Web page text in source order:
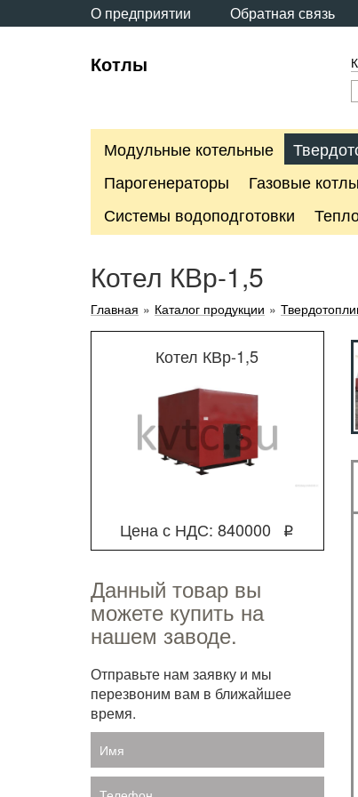
О предприятии Обратная связь
Котлы
Модульные котельные
Парогенераторы
Газовые котлы
Системы водоподготовки
Котел КВр-1,5
Главная » Каталог продукции »
Котел КВр-1,5
Цена с НДС: 840000 q
Данный товар вы
можете купить на
нашем заводе.
Отправьте нам заявку и мы
перезвоним вам в ближайшее
время.
Имя